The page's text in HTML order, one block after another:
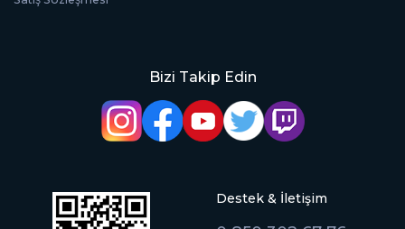
Bizi Takip Edin
Destek & İletişim